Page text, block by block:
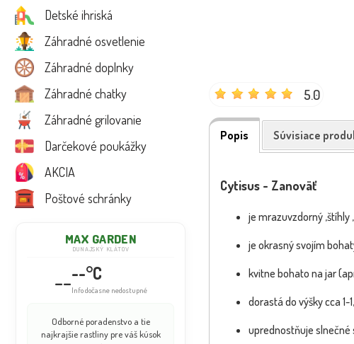
Detské ihriská
Záhradné osvetlenie
Záhradné doplnky
Záhradné chatky
Záhradné grilovanie
Darčekové poukážky
AKCIA
Poštové schránky
MAX GARDEN
DUNAJSKÝ KLÁTOV
----°C
Info dočasne nedostupné
Odborné poradenstvo a tie
najkrajšie rastliny pre váš kúsok
5.0
Popis Súvisiace
Cytisus - Zanoväť
je mrazuvzdorný ,štíhly
je okrasný svojím
kvitne bohato na jar
dorastá do výšky cca 1-
uprednostňuje slnečné